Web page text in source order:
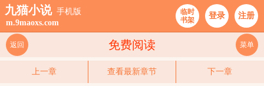
九猫小说 手机版
m.9maoxs.com
临时
书架
登录 注册
免费阅读
返回 菜单
上一章 查看最新章节 下一章